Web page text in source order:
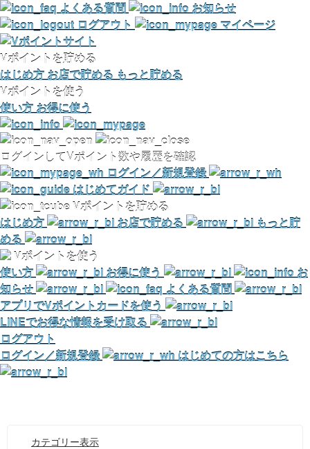
よくある質問
お知らせ
ログアウト
マイページ
Vポイントを貯める
はじめ方 お店で貯める もっと貯める
Vポイントを使う
使い方 お得に使う
ログインしてVポイント数や履歴を確認
ログイン／新規登録
はじめてガイド
Vポイントを貯める
はじめ方
お店で貯める
もっと貯
める
Vポイントを使う
使い方
お得に使う
お
知らせ
よくある質問
アプリでVポイントカードを使う
LINEでお得な情報を受け取る
ログアウト
ログイン／新規登録
はじめての方はこちら
カテゴリー表示